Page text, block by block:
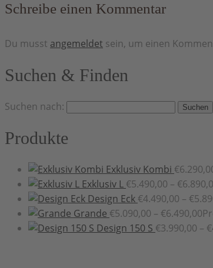
Schreibe einen Kommentar
Du musst angemeldet sein, um einen
Suchen & Finden
Suchen nach:
Produkte
Exklusiv Kombi €
Exklusiv L €5.490,00 – €
Design Eck €4.490,00 – €
Grande €5.090,00 – €6.490,00
Design 150 S €3.990,00 – €